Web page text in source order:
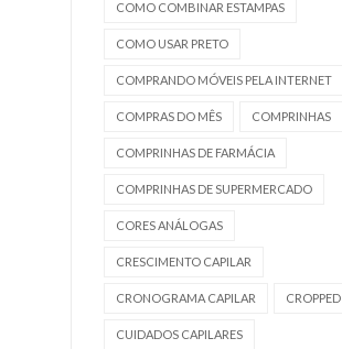
COMO COMBINAR ESTAMPAS
COMO USAR PRETO
COMPRANDO MÓVEIS PELA INTERNET
COMPRAS DO MÊS COMPRINHAS
COMPRINHAS DE FARMÁCIA
COMPRINHAS DE SUPERMERCADO
CORES ANÁLOGAS
CRESCIMENTO CAPILAR
CRONOGRAMA CAPILAR CROPPED
CUIDADOS CAPILARES